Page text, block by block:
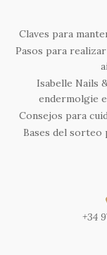
Claves para
Pasos para
Isabelle Nails
endermolgie
Consejos para
Bases del sorteo
+34